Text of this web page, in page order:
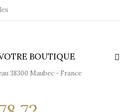
BOUTIQUE
38300 Maubec - France